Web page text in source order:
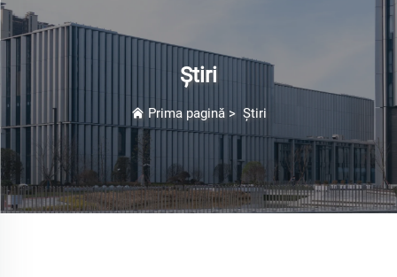
Știri
Prima pagină> Știri